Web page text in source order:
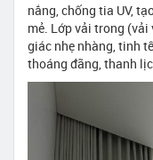
nắng, chống tia UV,
mẻ. Lớp vải trong (vải
giác nhẹ nhàng, tinh
thoáng đãng, thanh